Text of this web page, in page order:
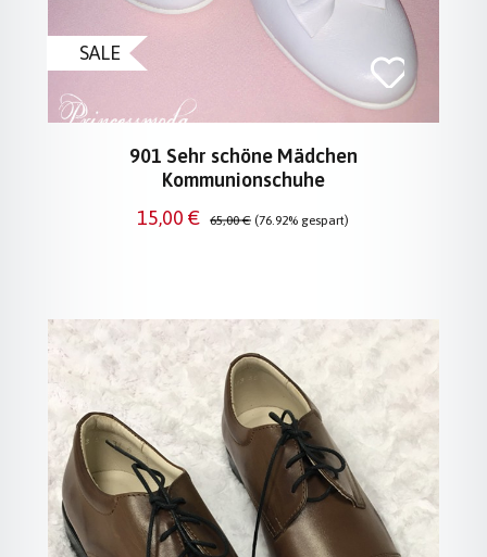
SALE
901 Sehr schöne Mädchen
Kommunionschuhe
Verkaufspreis:
15,00 € Regulärer Preis:
65,00 € (76.92% gespart)